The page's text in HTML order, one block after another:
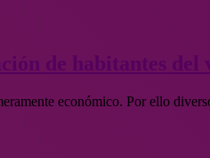
de habitantes
económico. Por ello